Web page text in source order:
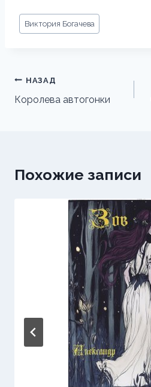
Метки
записи:
Виктория Богачева
Навигация
по
НАЗАД
Королева автогонки
Похожие записи